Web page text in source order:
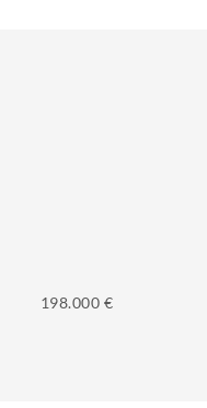
198.000 €